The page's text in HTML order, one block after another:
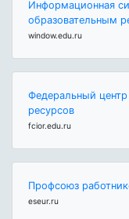
Информационная
образовательным
window.edu.ru
Федеральный
ресурсов
fcior.edu.ru
Профсоюз
eseur.ru